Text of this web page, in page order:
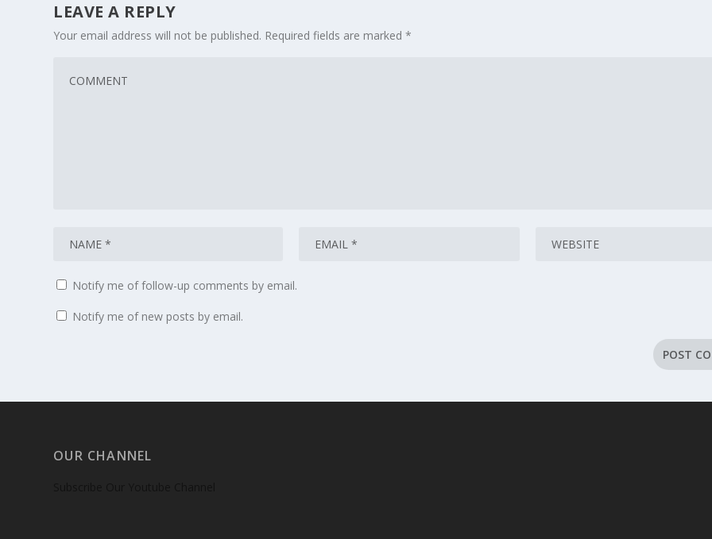
LEAVE A REPLY
Your email address will not be published. Required fields are marked*
Notify me of follow-up comments by email.
Notify me of new posts by email.
OUR CHANNEL